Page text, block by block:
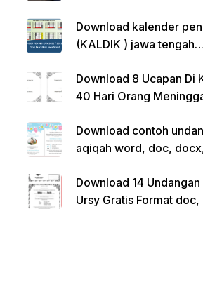
Download kalender
(KALDIK ) jawa tengah
Download 8 Ucapan Di
40 Hari Orang
Download contoh
aqiqah word, doc,
Download 14
Ursy Gratis Format